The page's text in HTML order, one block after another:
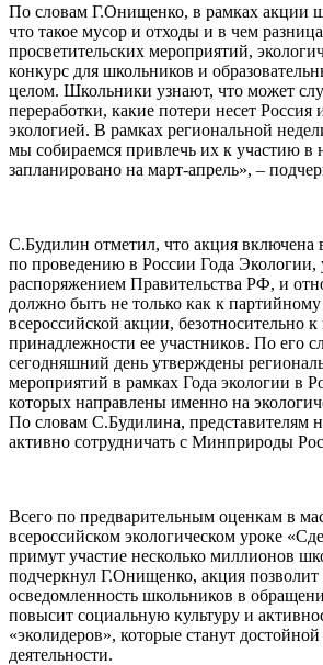
По словам Г.Онищенко, в рамках акции
что такое мусор и отходы и в чем
просветительских мероприятий,
конкурс для школьников и
целом. Школьники узнают, что может
переработки, какие потери несет Россия
экологией. В рамках региональной
мы собираемся привлечь их к участию
запланировано на март-апрель», –
С.Будилин отметил, что акция включена
по проведению в России Года Экологии,
распоряжением Правительства РФ, и
должно быть не только как к
всероссийской акции, безотносительно
принадлежности ее участников. По его
сегодняшний день утверждены
мероприятий в рамках Года экологии в
которых направлены именно на
По словам С.Будилина, представителям
активно сотрудничать с Минприроды
Всего по предварительным оценкам в
всероссийском экологическом уроке
примут участие несколько миллионов
подчеркнул Г.Онищенко, акция
осведомленность школьников в
повысит социальную культуру и
«эколидеров», которые станут
деятельности.